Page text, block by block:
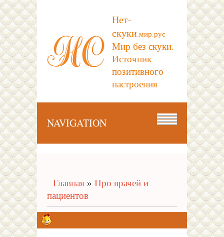
Нет-
скуки.мир.рус
Мир без скуки.
Источник
позитивного
настроения
NAVIGATION
Главная » Про врачей и
пациентов